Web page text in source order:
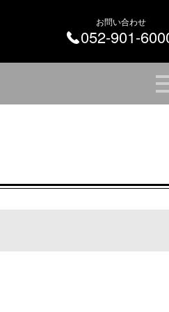
お問い合わせ
052-901-